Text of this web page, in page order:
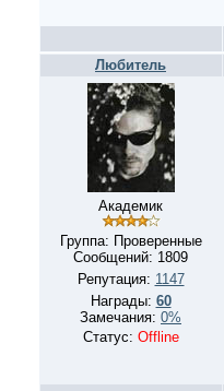
Любитель
Академик
Группа: Проверенные
Сообщений: 1809
Репутация: 1147
Награды: 60
Замечания: 0%
Статус: Offline